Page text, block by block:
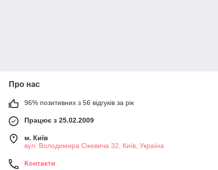
Про нас
96% позитивних з 56 відгуків за рік
Працює з 25.02.2009
м. Київ
вул. Володимира Сікевича 32, Київ, Україна
Контакти